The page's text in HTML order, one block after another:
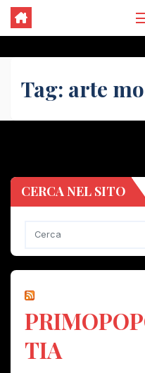
Tag: arte
CERCA NEL SITO
TIA